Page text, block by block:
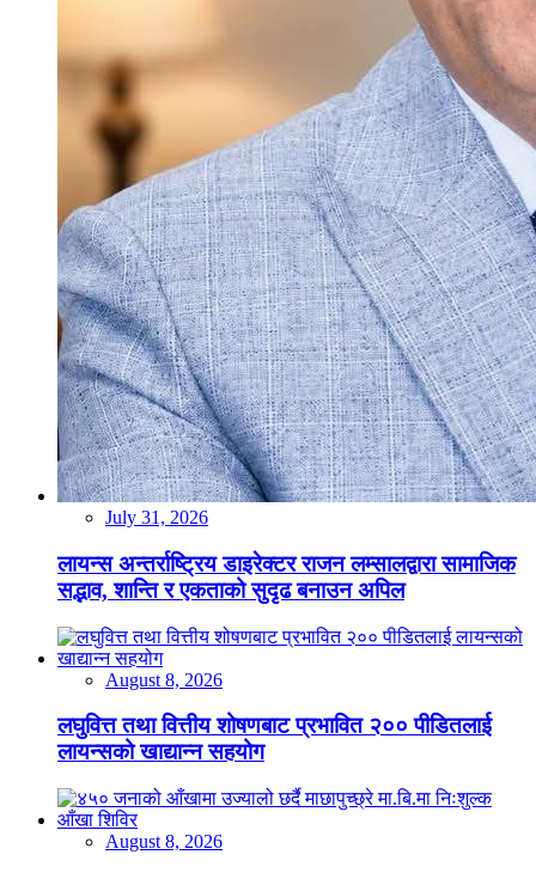
July 31, 2026
लायन्स अन्तर्राष्ट्रिय डाइरेक्टर राजन लम्सालद्वारा सामाजिक
सद्भाव, शान्ति र एकताको सुदृढ बनाउन अपिल
August 8, 2026
लघुवित्त तथा वित्तीय शोषणबाट प्रभावित २०० पीडितलाई
लायन्सको खाद्यान्न सहयोग
August 8, 2026